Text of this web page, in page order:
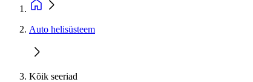
Auto helisüsteem
Kõik seeriad